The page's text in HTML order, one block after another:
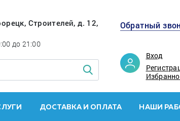
Строителей, д. 12,
до 21:00
Обратный
Вход
ДОСТАВКА И ОПЛАТА НАШИ